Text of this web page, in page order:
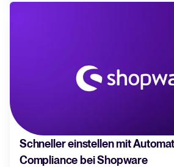
Schneller einstellen mit
Compliance bei Shopware